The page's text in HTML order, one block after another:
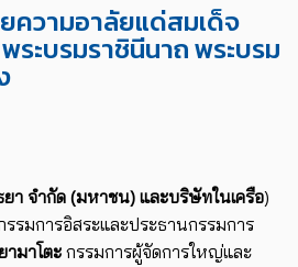
ความอาลัยแด่สมเด็จ
ระบรมราชินีนาถ พระบรม
า จำกัด (มหาชน) และบริษัทในเครือ)
รมการอิสระและประธานกรรมการ
มาโตะ กรรมการผู้จัดการใหญ่และ